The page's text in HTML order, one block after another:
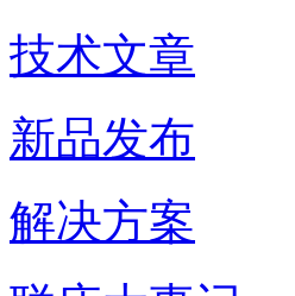
技术文章
新品发布
解决方案